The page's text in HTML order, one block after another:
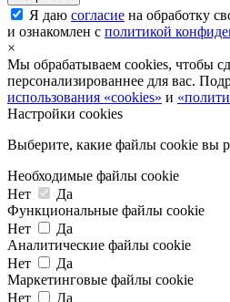
Я даю согласие на обработку
и ознакомлен с политикой
×
Мы обрабатываем cookies, чтобы
персонализированнее для вас.
использования «cookies» и
Настройки cookies
Выберите, какие файлы cookie вы
Необходимые файлы cookie
Нет
Да
Функциональные файлы cookie
Нет
Да
Аналитические файлы cookie
Нет
Да
Маркетинговые файлы cookie
Нет
Да